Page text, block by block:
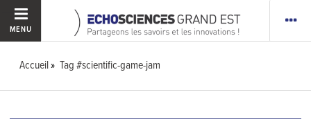
MENU
Accueil Tag #scientific-game-jam